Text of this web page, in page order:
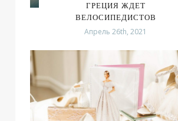
ГРЕЦИЯ ЖДЕТ
ВЕЛОСИПЕДИСТОВ
Апрель 26th, 2021